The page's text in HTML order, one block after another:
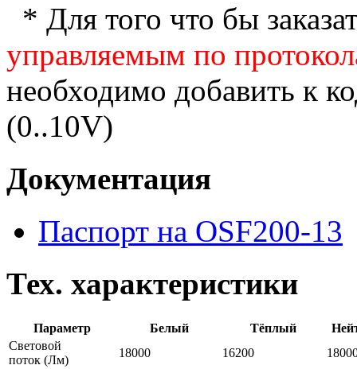
* Для того что бы
управляемым по
необходимо добавить к
(0..10V)
Документация
Паспорт на OSF200-13
Тех. характеристики
Параметр Белый Тёплый
Световой
поток (Лм)
18000 16200